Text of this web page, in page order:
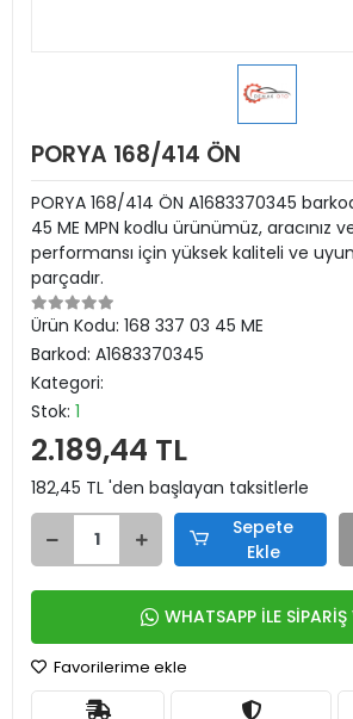
PORYA 168/414 ÖN
PORYA 168/414 ÖN A1683370345
45 ME MPN kodlu ürünümüz, aracınız
performansı için yüksek kaliteli ve
parçadır.
Ürün Kodu: 168 337 03 45 ME
Barkod: A1683370345
Kategori:
Stok: 1
2.189,44 TL
182,45 TL 'den başlayan taksitlerle
Sepete
Ekle
WHATSAPP İLE SİPARİŞ
Favorilerime ekle